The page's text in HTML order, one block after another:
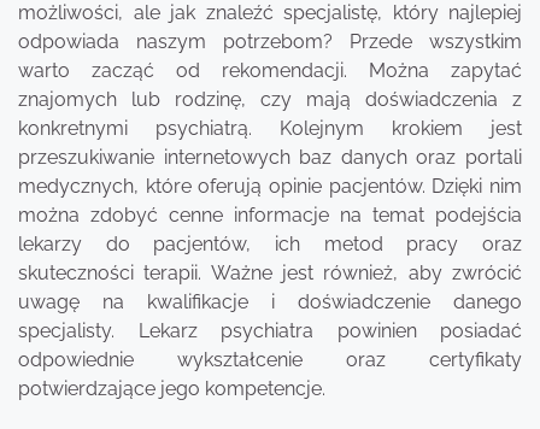
możliwości, ale jak znaleźć specjalistę, który najlepiej
odpowiada naszym potrzebom? Przede wszystkim
warto zacząć od rekomendacji. Można zapytać
znajomych lub rodzinę, czy mają doświadczenia z
konkretnymi psychiatrą. Kolejnym krokiem jest
przeszukiwanie internetowych baz danych oraz portali
medycznych, które oferują opinie pacjentów. Dzięki nim
można zdobyć cenne informacje na temat podejścia
lekarzy do pacjentów, ich metod pracy oraz
skuteczności terapii. Ważne jest również, aby zwrócić
uwagę na kwalifikacje i doświadczenie danego
specjalisty. Lekarz psychiatra powinien posiadać
odpowiednie wykształcenie oraz certyfikaty
potwierdzające jego kompetencje.